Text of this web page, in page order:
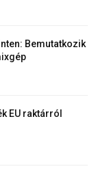
Bemutatkozik
EU raktárról